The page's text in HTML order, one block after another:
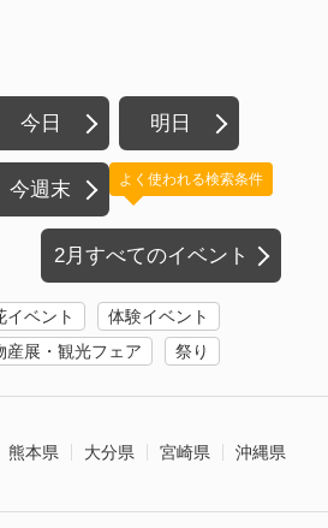
今日 明日
今週末
2月すべてのイベント
よく使われる検索条件
イベント
体験イベント
産展・観光フェア
祭り
熊本県 大分県 宮崎県
沖縄県